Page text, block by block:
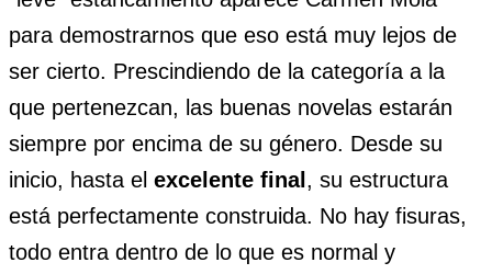
para demostrarnos que eso está muy lejos de
ser cierto. Prescindiendo de la categoría a la
que pertenezcan, las buenas novelas estarán
siempre por encima de su género. Desde su
inicio, hasta el excelente final, su estructura
está perfectamente construida. No hay fisuras,
todo entra dentro de lo que es normal y